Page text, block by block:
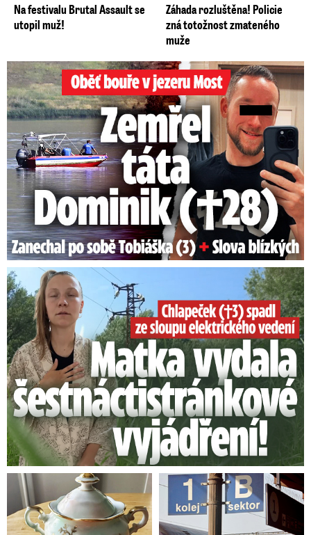
Na festivalu Brutal Assault se
utopil muž!
Záhada rozluštěna! Policie
zná totožnost zmateného
muže
Oběť bouře v jezeru Most: Zemřel táta Dominik (†28)
Smrtelný pád chlapce: Matka vydala vyjádření na 16 stran